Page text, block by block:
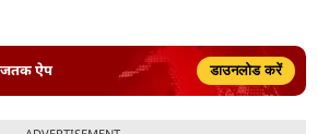
ऐप डाउनलोड करें